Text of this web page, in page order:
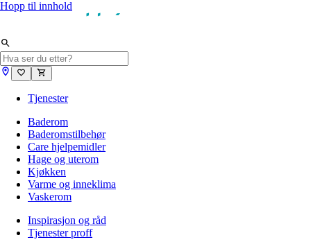
Hopp til innhold
Tjenester
Baderom
Baderomstilbehør
Care hjelpemidler
Hage og uterom
Kjøkken
Varme og inneklima
Vaskerom
Inspirasjon og råd
Tjenester proff